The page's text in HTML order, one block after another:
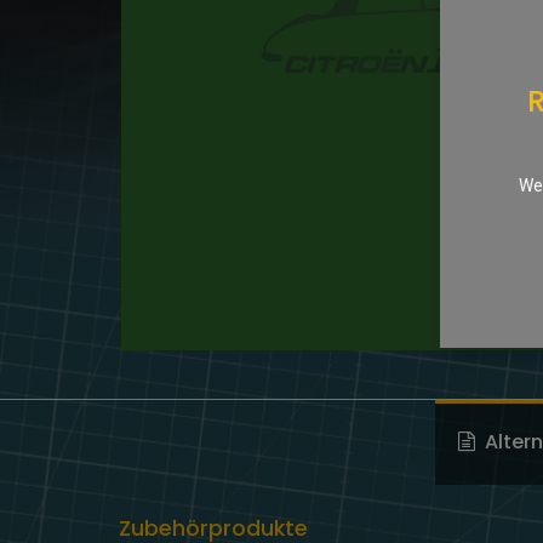
Zubehörprodukte